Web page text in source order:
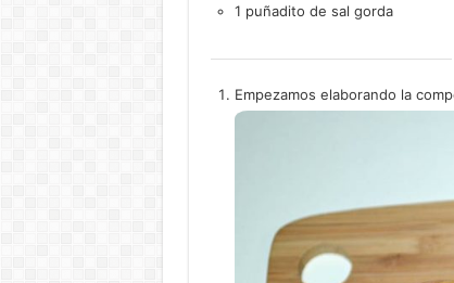
1 puñadito de sal gorda
Empezamos elaborando la